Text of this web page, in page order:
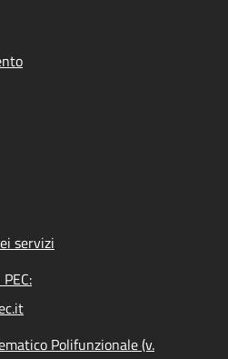
servizi
Polifunzionale (v.